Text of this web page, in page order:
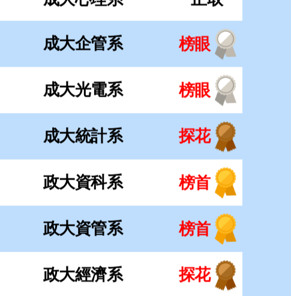
政大資科系 榜首
政大資管系 榜首
政大經濟系 探花
政大經濟系 正取
政大國貿系 榜眼
政大企管系 榜首